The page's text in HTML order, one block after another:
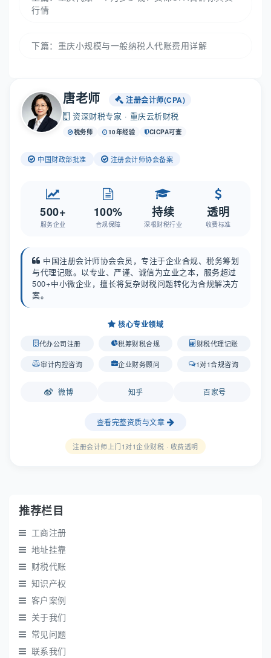
行情
下篇： 重庆小规模与一般纳税人代账费用详解
唐老师 注册会计师(CPA)
资深财税专家 · 重庆云析财税
税务师 10年经验 CICPA可查
中国财政部批准 注册会计师协会备案
500+
服务企业
100%
合规保障
持续
深根财税行业
透明
收费标准
中国注册会计师协会会员，专注于企业合规、税务筹划
与代理记账。以专业、严谨、诚信为立业之本，服务超过
500+中小微企业，擅长将复杂财税问题转化为合规解决方
案。
核心专业领域
代办公司注册 税筹财税合规 财税代理记账
审计内控咨询 企业财务顾问 1对1合规咨询
微博 知乎 百家号
查看完整资质与文章
注册会计师上门1对1企业财税 · 收费透明
推荐栏目
工商注册
地址挂靠
财税代账
知识产权
客户案例
关于我们
常见问题
联系我们